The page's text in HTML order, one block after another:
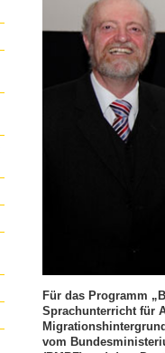
Für das Programm
Sprachunterricht für
vom